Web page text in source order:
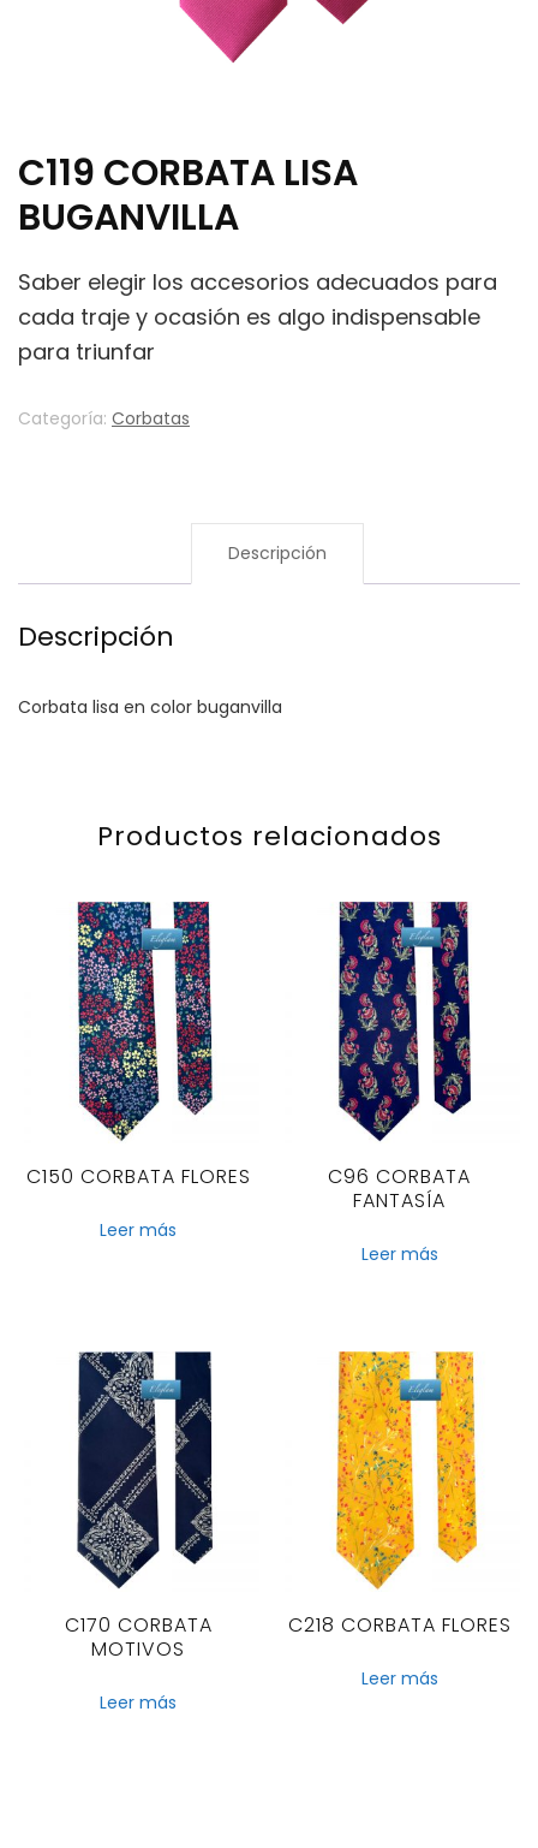
C119 CORBATA LISA
BUGANVILLA
Saber elegir los accesorios adecuados para
cada traje y ocasión es algo indispensable
para triunfar
Categoría: Corbatas
Descripción
Descripción
Corbata lisa en color buganvilla
Productos relacionados
C150 CORBATA FLORES
Leer más
C96 CORBATA
FANTASÍA
Leer más
C170 CORBATA
MOTIVOS
Leer más
C218 CORBATA FLORES
Leer más